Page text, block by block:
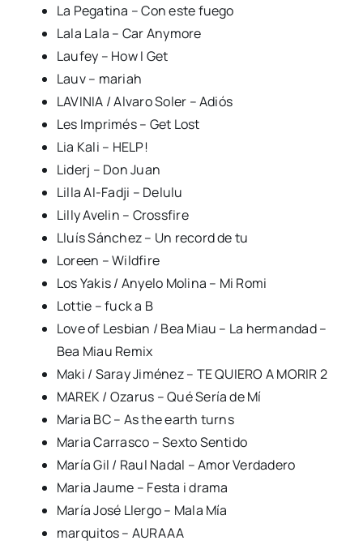
La Pegatina – Con este fuego
Lala Lala – Car Anymore
Laufey – How I Get
Lauv – mariah
LAVINIA / Alvaro Soler – Adiós
Les Imprimés – Get Lost
Lia Kali – HELP!
Liderj – Don Juan
Lilla Al-Fadji – Delulu
Lilly Avelin – Crossfire
Lluís Sánchez – Un record de tu
Loreen – Wildfire
Los Yakis / Anyelo Molina – Mi Romi
Lottie – fuck a B
Love of Lesbian / Bea Miau – La hermandad –
Bea Miau Remix
Maki / Saray Jiménez – TE QUIERO A MORIR 2
MAREK / Ozarus – Qué Sería de Mí
Maria BC – As the earth turns
Maria Carrasco – Sexto Sentido
María Gil / Raul Nadal – Amor Verdadero
Maria Jaume – Festa i drama
María José Llergo – Mala Mía
marquitos – AURAAA